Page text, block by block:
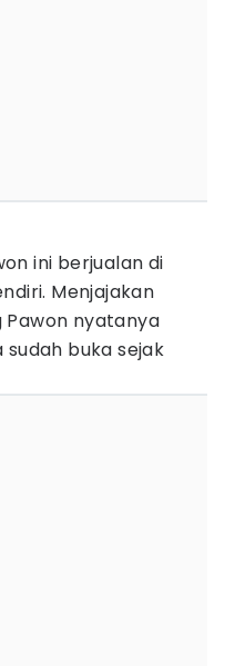
ini berjualan di
Menjajakan
Pawon nyatanya
buka sejak